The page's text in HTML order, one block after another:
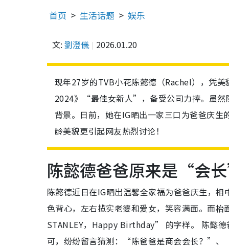
首页 生活话题 娱乐
文: 劉澄儀 2026.01.20
现年27岁的TVB小花陈懿德（Rachel），凭
2024》“最佳女新人”，备受公司力捧。虽
背景。日前，她在IG晒出一家三口为爸爸庆
龄美貌更引起网友热烈讨论！
陈懿德爸爸原来是“会
陈懿德近日在IG晒出温馨全家福为爸爸庆生，
色背心，左右揽实老婆和爱女，笑容满面。而
STANLEY，Happy Birthday” 的字样。 陈懿
可，纷纷留言猜测：“陈爸爸是商会会长？”